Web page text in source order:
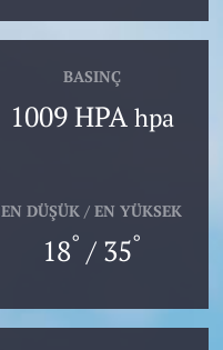
BASINÇ
1009 HPA hpa
EN DÜŞÜK / EN YÜKSEK
18° / 35°